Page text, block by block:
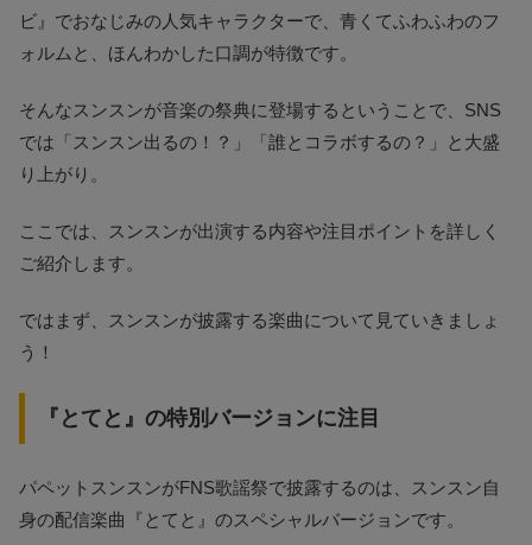
ビ』でおなじみの人気キャラクターで、青くてふわふわのフ
ォルムと、ほんわかした口調が特徴です。
そんなスンスンが音楽の祭典に登場するということで、SNS
では「スンスン出るの！？」「誰とコラボするの？」と大盛
り上がり。
ここでは、スンスンが出演する内容や注目ポイントを詳しく
ご紹介します。
ではまず、スンスンが披露する楽曲について見ていきましょ
う！
『とてと』の特別バージョンに注目
パペットスンスンがFNS歌謡祭で披露するのは、スンスン自
身の配信楽曲『とてと』のスペシャルバージョンです。